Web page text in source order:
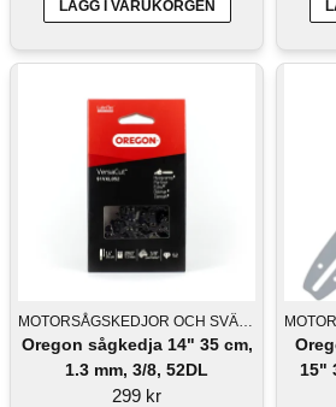
LÄGG I VARUKORGEN
Oregon sågkedja 14" 35 cm,
1.3 mm, 3/8, 52DL
299 kr
15"